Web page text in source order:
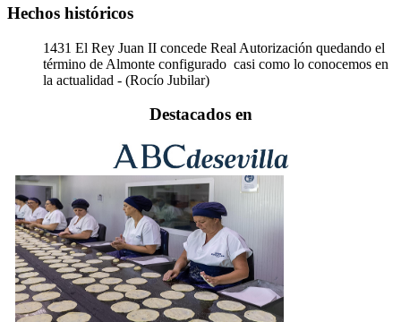
Hechos históricos
1431 El Rey Juan II concede Real Autorización quedando el
término de Almonte configurado casi como lo conocemos en
la actualidad - (Rocío Jubilar)
Destacados en